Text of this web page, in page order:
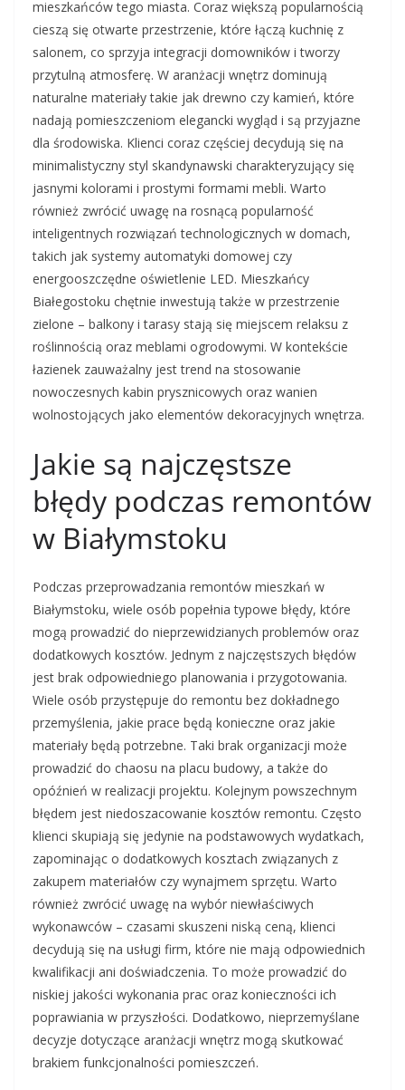
mieszkańców tego miasta. Coraz większą popularnością
cieszą się otwarte przestrzenie, które łączą kuchnię z
salonem, co sprzyja integracji domowników i tworzy
przytulną atmosferę. W aranżacji wnętrz dominują
naturalne materiały takie jak drewno czy kamień, które
nadają pomieszczeniom elegancki wygląd i są przyjazne
dla środowiska. Klienci coraz częściej decydują się na
minimalistyczny styl skandynawski charakteryzujący się
jasnymi kolorami i prostymi formami mebli. Warto
również zwrócić uwagę na rosnącą popularność
inteligentnych rozwiązań technologicznych w domach,
takich jak systemy automatyki domowej czy
energooszczędne oświetlenie LED. Mieszkańcy
Białegostoku chętnie inwestują także w przestrzenie
zielone – balkony i tarasy stają się miejscem relaksu z
roślinnością oraz meblami ogrodowymi. W kontekście
łazienek zauważalny jest trend na stosowanie
nowoczesnych kabin prysznicowych oraz wanien
wolnostojących jako elementów dekoracyjnych wnętrza.
Jakie są najczęstsze
błędy podczas remontów
w Białymstoku
Podczas przeprowadzania remontów mieszkań w
Białymstoku, wiele osób popełnia typowe błędy, które
mogą prowadzić do nieprzewidzianych problemów oraz
dodatkowych kosztów. Jednym z najczęstszych błędów
jest brak odpowiedniego planowania i przygotowania.
Wiele osób przystępuje do remontu bez dokładnego
przemyślenia, jakie prace będą konieczne oraz jakie
materiały będą potrzebne. Taki brak organizacji może
prowadzić do chaosu na placu budowy, a także do
opóźnień w realizacji projektu. Kolejnym powszechnym
błędem jest niedoszacowanie kosztów remontu. Często
klienci skupiają się jedynie na podstawowych wydatkach,
zapominając o dodatkowych kosztach związanych z
zakupem materiałów czy wynajmem sprzętu. Warto
również zwrócić uwagę na wybór niewłaściwych
wykonawców – czasami skuszeni niską ceną, klienci
decydują się na usługi firm, które nie mają odpowiednich
kwalifikacji ani doświadczenia. To może prowadzić do
niskiej jakości wykonania prac oraz konieczności ich
poprawiania w przyszłości. Dodatkowo, nieprzemyślane
decyzje dotyczące aranżacji wnętrz mogą skutkować
brakiem funkcjonalności pomieszczeń.